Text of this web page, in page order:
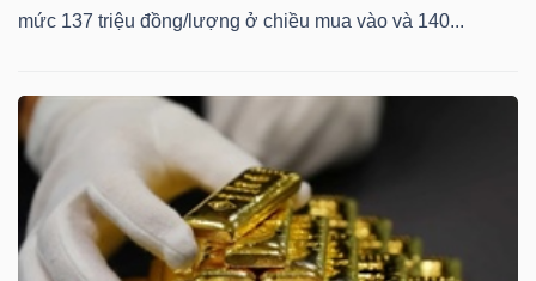
mức 137 triệu đồng/lượng ở chiều mua vào và 140...